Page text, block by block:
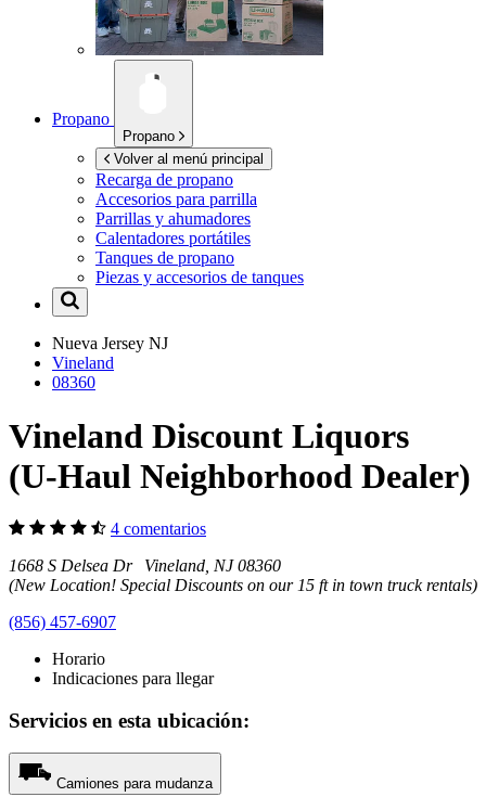
Propano
Propano
Volver al menú principal
Recarga de propano
Accesorios para parrilla
Parrillas y ahumadores
Calentadores portátiles
Tanques de propano
Piezas y accesorios de tanques
Nueva Jersey NJ
Vineland
08360
Vineland Discount Liquors
(U-Haul Neighborhood Dealer)
4 comentarios
1668 S Delsea Dr Vineland, NJ 08360
(New Location! Special Discounts on our 15 ft in town truck rentals)
(856) 457-6907
Horario
Indicaciones para llegar
Servicios en esta ubicación:
Camiones para mudanza